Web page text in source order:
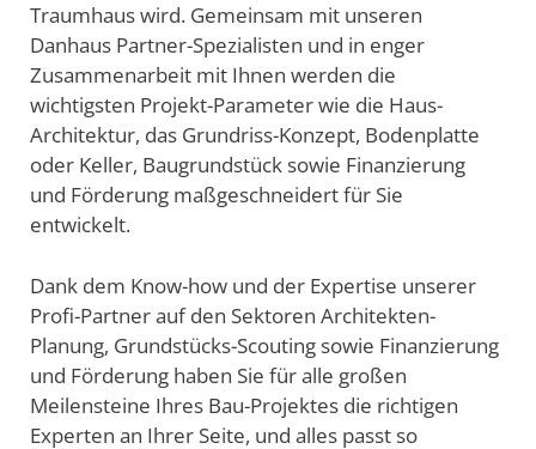
Traumhaus wird. Gemeinsam mit unseren
Danhaus Partner-Spezialisten und in enger
Zusammenarbeit mit Ihnen werden die
wichtigsten Projekt-Parameter wie die Haus-
Architektur, das Grundriss-Konzept, Bodenplatte
oder Keller, Baugrundstück sowie Finanzierung
und Förderung maßgeschneidert für Sie
entwickelt.
Dank dem Know-how und der Expertise unserer
Profi-Partner auf den Sektoren Architekten-
Planung, Grundstücks-Scouting sowie Finanzierung
und Förderung haben Sie für alle großen
Meilensteine Ihres Bau-Projektes die richtigen
Experten an Ihrer Seite, und alles passt so